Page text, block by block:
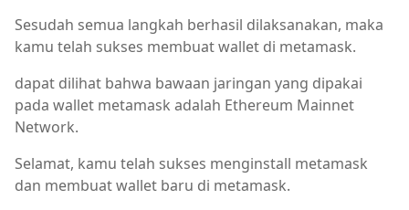
Sesudah semua langkah berhasil dilaksanakan, maka
kamu telah sukses membuat wallet di metamask.
dapat dilihat bahwa bawaan jaringan yang dipakai
pada wallet metamask adalah Ethereum Mainnet
Network.
Selamat, kamu telah sukses menginstall metamask
dan membuat wallet baru di metamask.